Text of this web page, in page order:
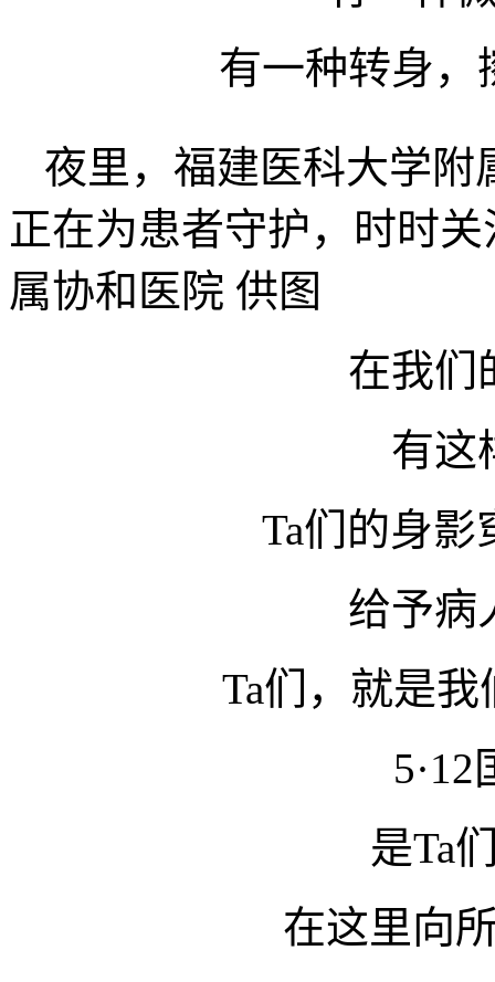
有一种转身，
夜里，福建医科大学附
正在为患者守护，时时
属协和医院 供图
在我们
有这
Ta们的身
给予病
Ta们，就是我
是Ta
在这里向